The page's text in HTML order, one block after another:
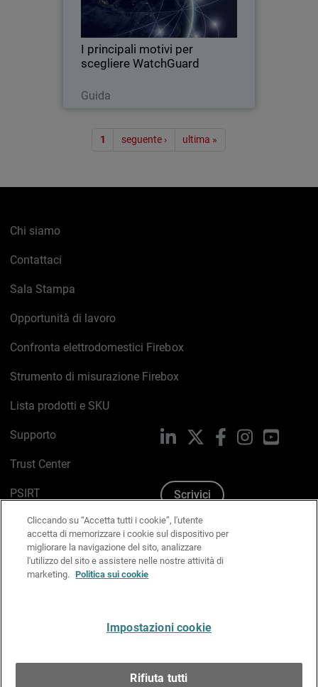
I principali motivi per
scegliere WatchGuard
Guida
globale, allineamento operativo,
automazione e controllo.
Paginazione
1 seguente › ultima »
Chi siamo
Contattaci
Sala Stampa
Opportunità di lavoro
Confronta elettrodomestici Firebox
Strumento di misurazione Firebox
Lista prodotti e SKU
Supporto
Trust Center
PSIRT
Politica sui cookie
Informativa sulla privacy
Kit Media & Brand
LinkedIn FacebookInstagram
Scrivici
Cliccando su “Accetta tutti i cookie”, l'utente
accetta di memorizzare i cookie sul dispositivo per
migliorare la navigazione del sito, analizzare
l'utilizzo del sito e assistere nelle nostre attività di
marketing. Politica sui cookie
Impostazioni cookie
Rifiuta tutti